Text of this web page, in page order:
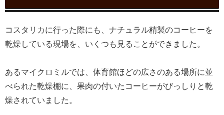
コスタリカに行った際にも、ナチュラル精製のコーヒーを
乾燥している現場を、いくつも見ることができました。
あるマイクロミルでは、体育館ほどの広さのある場所に並
べられた乾燥棚に、果肉の付いたコーヒーがびっしりと乾
燥されていました。